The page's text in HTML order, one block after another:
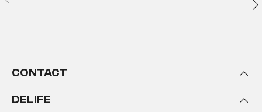
CONTACT
DELIFE